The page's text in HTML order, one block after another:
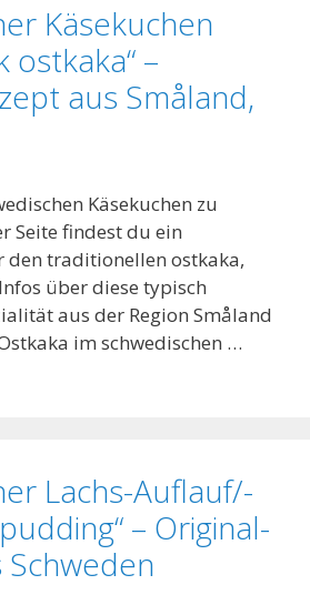
Käsekuchen
ostkaka“ –
aus Småland,
Käsekuchen zu
Seite findest du ein
traditionellen ostkaka,
über diese typisch
aus der Region Småland
im schwedischen …
Lachs-Auflauf/-
– Original-